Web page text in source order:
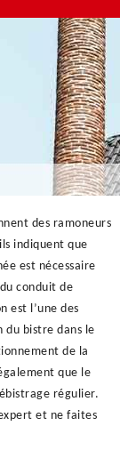
des ramoneurs
indiquent que
est nécessaire
conduit de
est l’une des
du bistre dans le
de la
que le
régulier.
et ne faites